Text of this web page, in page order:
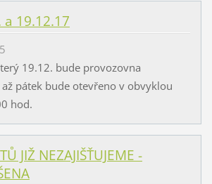
a 19.12.17
19.12. bude provozovna
až pátek bude otevřeno v obvyklou
hod.
JIŽ NEZAJIŠŤUJEME -